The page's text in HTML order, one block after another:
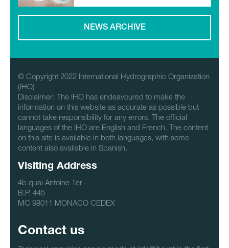
NEWS ARCHIVE
© Copyright 2022 International Hydrographic Organization
(IHO)
Disclaimer: The IHO has endeavoured to make the
information on this website as accurate as possible but
cannot take responsibility for any errors. The official
languages of the IHO are English and French. The content
on this site is available in both languages, with some
content also available in Spanish.
Visiting Address
4b quai Antoine 1er
B.P. 445
MC 98011 MONACO CEDEX
Contact us